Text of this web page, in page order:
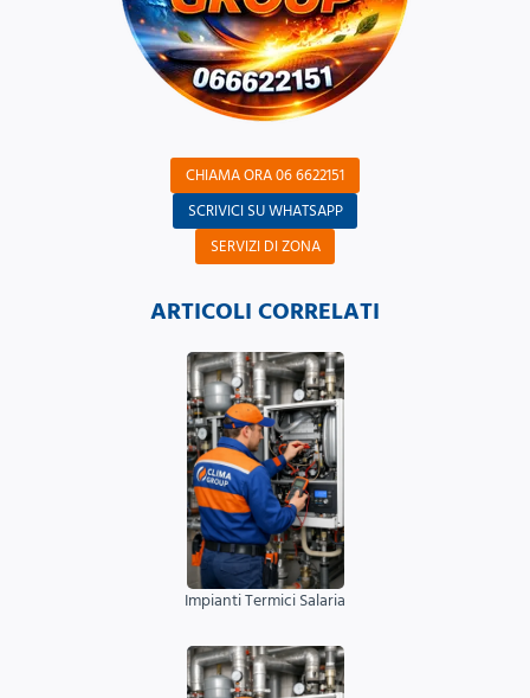
CHIAMA ORA 06 6622151
SCRIVICI SU WHATSAPP
SERVIZI DI ZONA
ARTICOLI CORRELATI
Impianti Termici Salaria